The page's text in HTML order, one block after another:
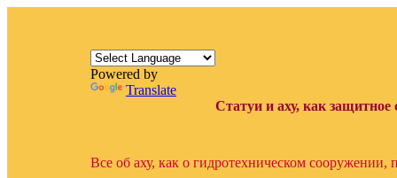
Powered by
Translate
Статуи и аху, как
Все об аху, как о гидротехническом